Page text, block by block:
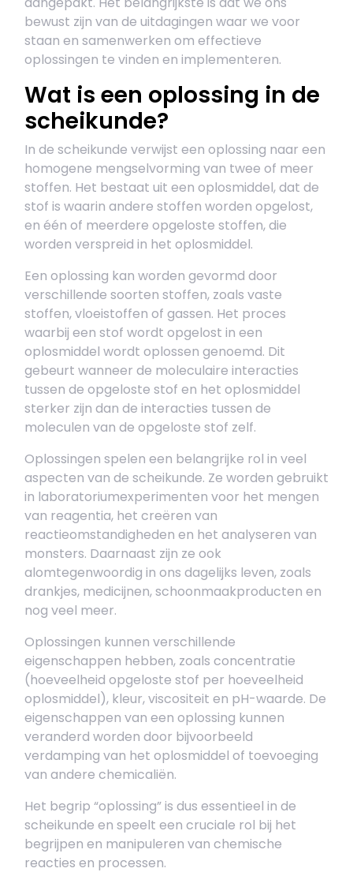
bewust zijn van de uitdagingen waar we voor
staan en samenwerken om effectieve
oplossingen te vinden en implementeren.
Wat is een oplossing in de
scheikunde?
In de scheikunde verwijst een oplossing naar een
homogene mengselvorming van twee of meer
stoffen. Het bestaat uit een oplosmiddel, dat de
stof is waarin andere stoffen worden opgelost,
en één of meerdere opgeloste stoffen, die
worden verspreid in het oplosmiddel.
Een oplossing kan worden gevormd door
verschillende soorten stoffen, zoals vaste
stoffen, vloeistoffen of gassen. Het proces
waarbij een stof wordt opgelost in een
oplosmiddel wordt oplossen genoemd. Dit
gebeurt wanneer de moleculaire interacties
tussen de opgeloste stof en het oplosmiddel
sterker zijn dan de interacties tussen de
moleculen van de opgeloste stof zelf.
Oplossingen spelen een belangrijke rol in veel
aspecten van de scheikunde. Ze worden gebruikt
in laboratoriumexperimenten voor het mengen
van reagentia, het creëren van
reactieomstandigheden en het analyseren van
monsters. Daarnaast zijn ze ook
alomtegenwoordig in ons dagelijks leven, zoals
drankjes, medicijnen, schoonmaakproducten en
nog veel meer.
Oplossingen kunnen verschillende
eigenschappen hebben, zoals concentratie
(hoeveelheid opgeloste stof per hoeveelheid
oplosmiddel), kleur, viscositeit en pH-waarde. De
eigenschappen van een oplossing kunnen
veranderd worden door bijvoorbeeld
verdamping van het oplosmiddel of toevoeging
van andere chemicaliën.
Het begrip “oplossing” is dus essentieel in de
scheikunde en speelt een cruciale rol bij het
begrijpen en manipuleren van chemische
reacties en processen.